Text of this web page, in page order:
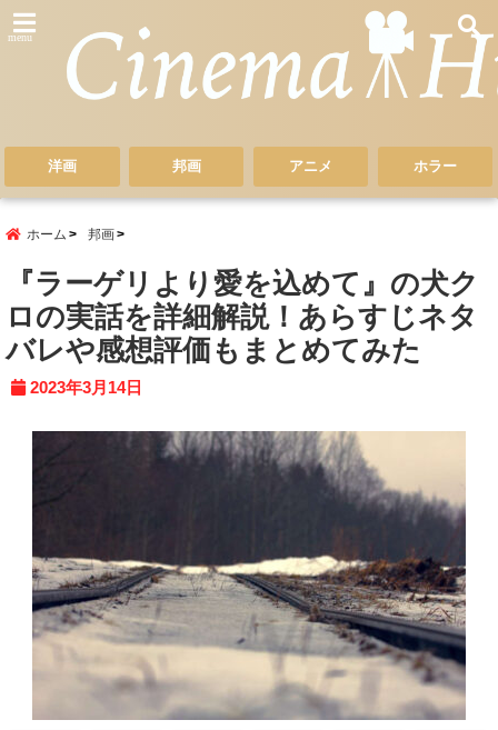
menu
洋画 邦画 アニメ ホラー
ホーム 邦画
『ラーゲリより愛を込めて』の犬ク
ロの実話を詳細解説！あらすじネタ
バレや感想評価もまとめてみた
2023年3月14日